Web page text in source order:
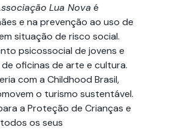
Lua Nova é
e na prevenção ao uso de
situação de risco social.
psicossocial de jovens e
oficinas de arte e cultura.
com a Childhood Brasil,
o turismo sustentável.
a Proteção de Crianças e
os seus